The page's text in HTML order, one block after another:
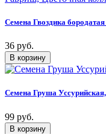
Семена Гвоздика
36 руб.
Семена Груша
99 руб.